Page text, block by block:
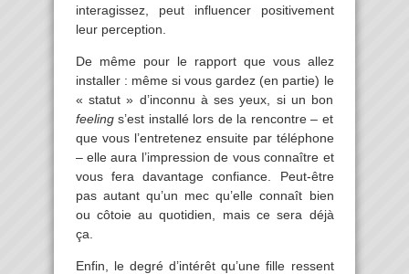
interagissez, peut influencer positivement
leur perception.
De même pour le rapport que vous allez
installer : même si vous gardez (en partie) le
« statut » d’inconnu à ses yeux, si un bon
feelings’est installé lors de la rencontre – et
que vous l’entretenez ensuite par téléphone
– elle aura l’impression de vous connaître et
vous fera davantage confiance. Peut-être
pas autant qu’un mec qu’elle connaît bien
ou côtoie au quotidien, mais ce sera déjà
ça.
Enfin, le degré d’intérêt qu’une fille ressent